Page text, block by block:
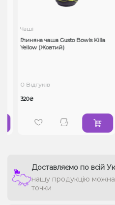
Чаші
Глиняна чаша Gusto Bowls Killa
Yellow (Жовтий)
0 Відгуків
320₴
Доставляємо по всій
нашу продукцію
точки